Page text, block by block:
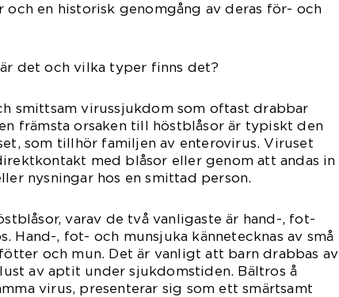
och en historisk genomgång av deras för- och
det och vilka typer finns det?
smittsam virussjukdom som oftast drabbar
främsta orsaken till höstblåsor är typiskt den
som tillhör familjen av enterovirus. Viruset
med blåsor eller genom att andas in
nysningar hos en smittad person.
varav de två vanligaste är hand-, fot-
Hand-, fot- och munsjuka kännetecknas av små
och mun. Det är vanligt att barn drabbas av
av aptit under sjukdomstiden. Bältros å
virus, presenterar sig som ett smärtsamt